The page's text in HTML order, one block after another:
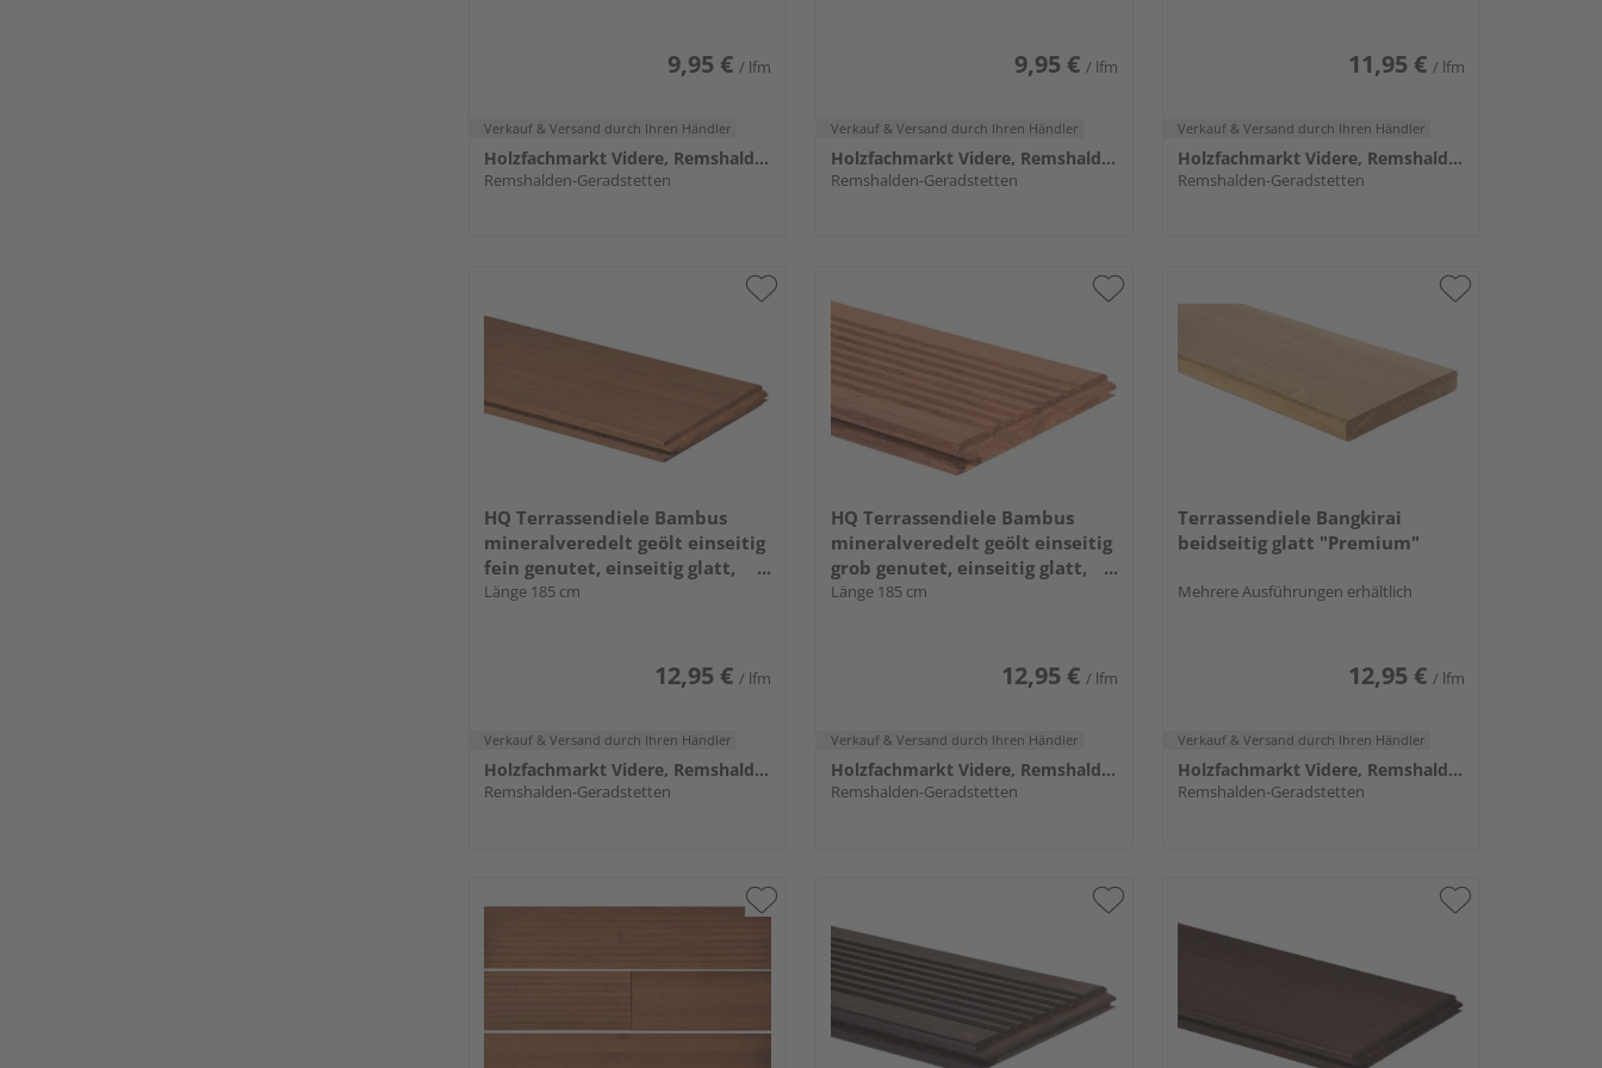
9,95 € / lfm
Verkauf & Versand durch Ihren Händler
Holzfachmarkt Videre, Remshalden
Remshalden-Geradstetten
9,95 € / lfm
Verkauf & Versand durch Ihren Händler
Holzfachmarkt Videre, Remshalden
Remshalden-Geradstetten
11,95 € / lfm
Verkauf & Versand durch Ihren Händler
Holzfachmarkt Videre, Remshalden
Remshalden-Geradstetten
HQ Terrassendiele Bambus
mineralveredelt geölt einseitig
fein genutet, einseitig glatt,
längsseitige Nut, stirnseitige
Länge 185 cm
12,95 € / lfm
Verkauf & Versand durch Ihren Händler
Holzfachmarkt Videre, Remshalden
Remshalden-Geradstetten
HQ Terrassendiele Bambus
mineralveredelt geölt einseitig
grob genutet, einseitig glatt,
längsseitige Nut, stirnseitige
Länge 185 cm
12,95 € / lfm
Verkauf & Versand durch Ihren Händler
Holzfachmarkt Videre, Remshalden
Remshalden-Geradstetten
Terrassendiele Bangkirai
beidseitig glatt "Premium"
Mehrere Ausführungen erhältlich
12,95 € / lfm
Verkauf & Versand durch Ihren Händler
Holzfachmarkt Videre, Remshalden
Remshalden-Geradstetten